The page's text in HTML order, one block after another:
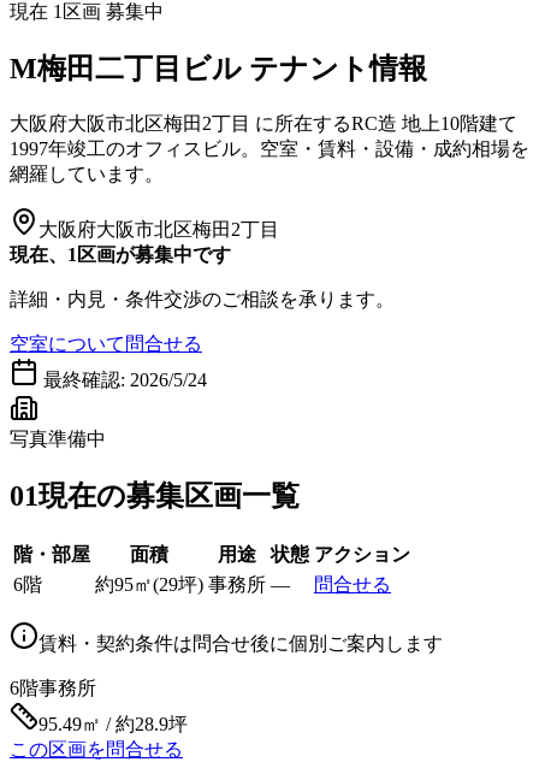
現在 1 区画 募集中
M梅田二丁目ビル テナント情報
大阪府大阪市北区梅田2丁目 に所在するRC造 地上10階建て
1997年竣工のオフィスビル。空室・賃料・設備・成約相場を
網羅しています。
大阪府大阪市北区梅田2丁目
現在、1区画が募集中です
詳細・内見・条件交渉のご相談を承ります。
空室について問合せる
最終確認: 2026/5/24
写真準備中
01現在の募集区画一覧
階・部屋 面積 用途 状態 アクション
6階
約95㎡(29坪) 事務所 — 問合せる
賃料・契約条件は問合せ後に個別ご案内します
6階事務所
95.49㎡ / 約28.9坪
この区画を問合せる